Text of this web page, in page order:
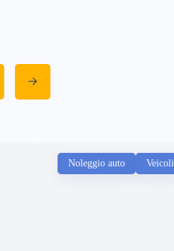
Noleggio auto Veicoli